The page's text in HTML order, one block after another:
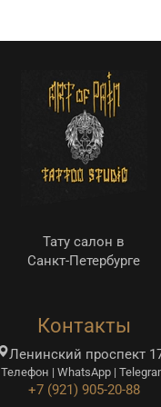
Тату салон в
Санкт-Петербурге
Контакты
Ленинский проспект
Телефон | WhatsApp |
+7 (921) 905-20-88